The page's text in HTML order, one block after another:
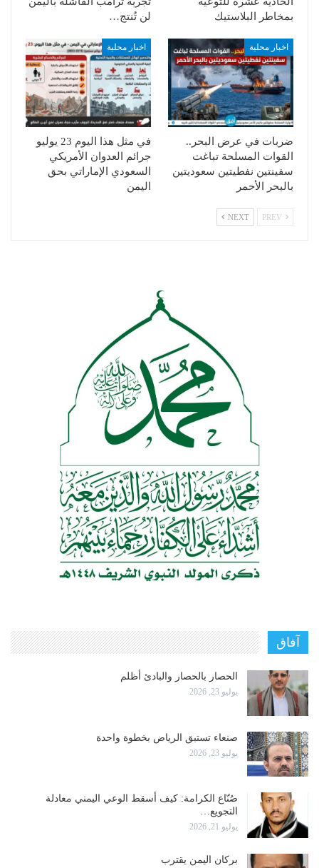
بمخاطر البلاستيك
لن تُنتج…
اخبار محلية
ضربات في عرض البحر..
القوات المسلحة تباغت
سفينتين نفطيتين سعوديتين
بالبحر الأحمر
اخبار محلية
في مثل هذا اليوم 23 يوليو
جرائم العدوان الأمريكي
السعودي الإماراتي بحق
اليمن
NEXT
آفاق
الحصار بالحصار والبادئ أظلم
يوليو 23, 2026
صنعاء تستبق الرياض بخطوة واحدة
يوليو 23, 2026
صُنّاع الكرامة: كيف أسقط الوعي اليمني معادلة
التجويع…
يوليو 21, 2026
بركان اليمن يقترب